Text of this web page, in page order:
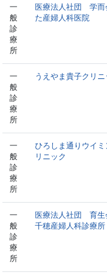
一
般
診
療
所
医療法人社団 学
た産婦人科医院
一
般
診
療
所
うえやま貴子クリニ
一
般
診
療
所
ひろしま通りウイミ
リニック
一
般
診
療
所
医療法人社団 育
千穂産婦人科診療所